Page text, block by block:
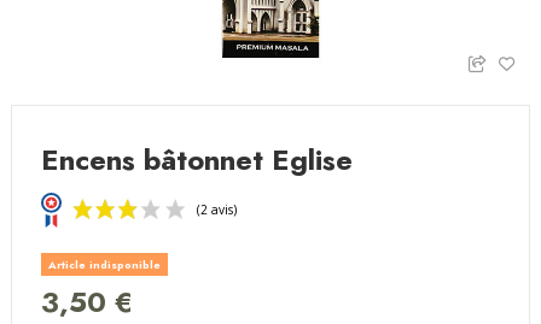
Encens bâtonnet Eglise
Article indisponible
3,50 €